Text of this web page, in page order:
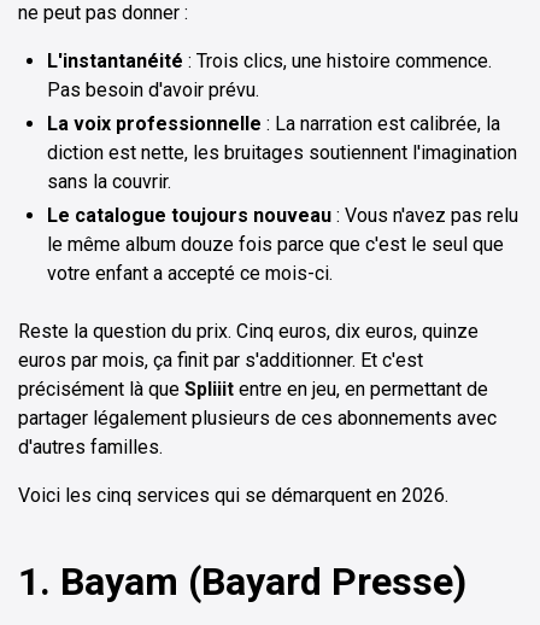
ne peut pas donner :
L'instantanéité : Trois clics, une histoire commence.
Pas besoin d'avoir prévu.
La voix professionnelle : La narration est calibrée, la
diction est nette, les bruitages soutiennent l'imagination
sans la couvrir.
Le catalogue toujours nouveau : Vous n'avez pas relu
le même album douze fois parce que c'est le seul que
votre enfant a accepté ce mois-ci.
Reste la question du prix. Cinq euros, dix euros, quinze
euros par mois, ça finit par s'additionner. Et c'est
précisément là que Spliiit entre en jeu, en permettant de
partager légalement plusieurs de ces abonnements avec
d'autres familles.
Voici les cinq services qui se démarquent en 2026.
1. Bayam (Bayard Presse)